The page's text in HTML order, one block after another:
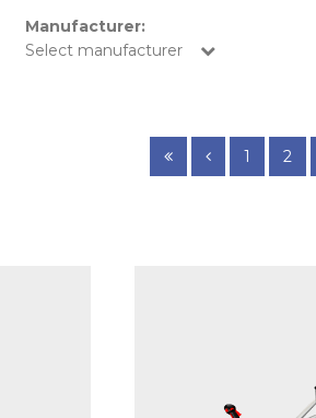
Manufacturer:
Select manufacturer
1 2